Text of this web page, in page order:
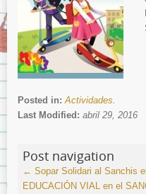
Posted in:Actividades.
Last Modified: abril 29, 2016
Post navigation
← Sopar Solidari al Sanchis
EDUCACIÓN VIAL en el